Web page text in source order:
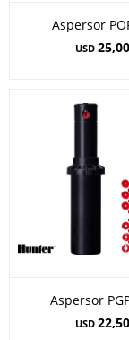
Aspersor
USD 25,00
Aspersor
USD 22,50